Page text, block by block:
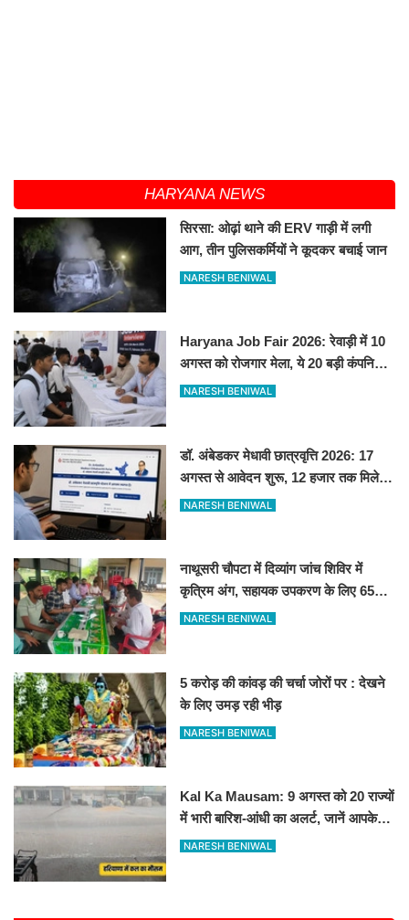
HARYANA NEWS
सिरसा: ओढ़ां थाने की ERV गाड़ी में लगी
आग, तीन पुलिसकर्मियों ने कूदकर बचाई जान
NARESH BENIWAL
Haryana Job Fair 2026: रेवाड़ी में 10
अगस्त को रोजगार मेला, ये 20 बड़ी कंपनियां
देगी सीधे नौकरी
NARESH BENIWAL
डॉ. अंबेडकर मेधावी छात्रवृत्ति 2026: 17
अगस्त से आवेदन शुरू, 12 हजार तक मिलेगी
स्कॉलरशिप, जानें जरूरी डॉक्यूमेंट्स
NARESH BENIWAL
नाथूसरी चौपटा में दिव्यांग जांच शिविर में
कृत्रिम अंग, सहायक उपकरण के लिए 65
व्यक्तियों का चयन
NARESH BENIWAL
5 करोड़ की कांवड़ की चर्चा जोरों पर : देखने
के लिए उमड़ रही भीड़
NARESH BENIWAL
Kal Ka Mausam: 9 अगस्त को 20 राज्यों
में भारी बारिश-आंधी का अलर्ट, जानें आपके
शहर में कैसा रहेगा मौसम
NARESH BENIWAL